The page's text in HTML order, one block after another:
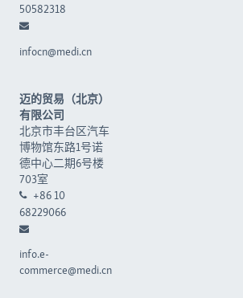
50582318
infocn@medi.cn
迈的贸易（北京）
有限公司
北京市丰台区汽车
博物馆东路1号诺
德中心二期6号楼
703室
+86 10
68229066
info.e-
commerce@medi.cn